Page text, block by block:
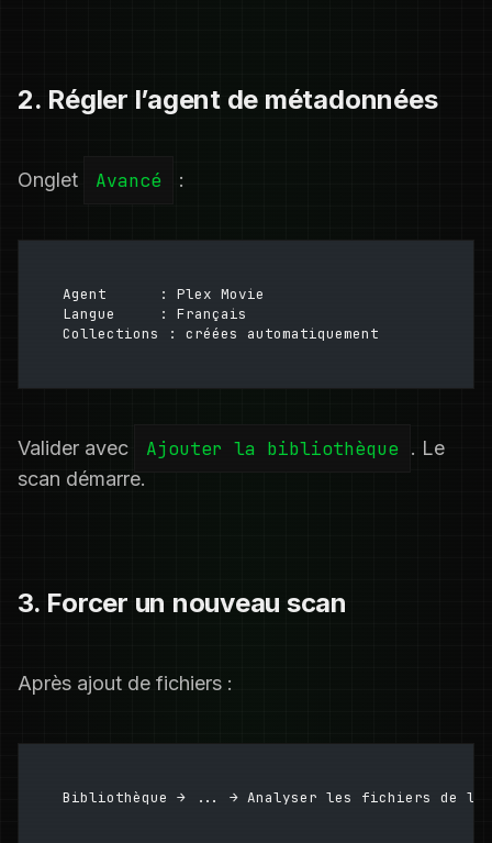
2. Régler l’agent de métadonnées
Onglet Avancé :
Agent      : Plex Movie
Langue     : Français
Collections : créées automatiquement
Valider avec Ajouter la bibliothèque . Le
scan démarre.
3. Forcer un nouveau scan
Après ajout de fichiers :
Bibliothèque → ... → Analyser les fichiers de la